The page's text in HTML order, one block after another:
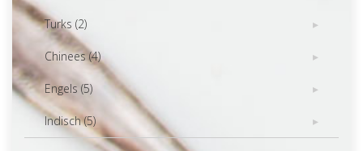
Turks (2)
Chinees (4)
Engels (5)
Indisch (5)